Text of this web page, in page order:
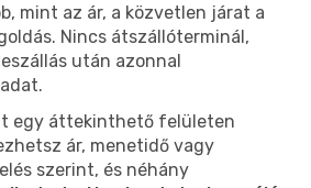
mint az ár, a közvetlen járat a
Nincs átszállóterminál,
után azonnal
egy áttekinthető felületen
ár, menetidő vagy
szerint, és néhány